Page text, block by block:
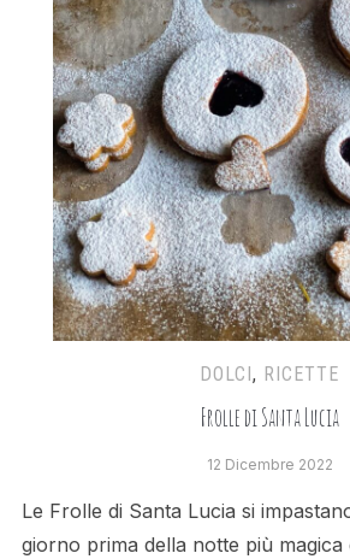
DOLCI , RICETTE
Frolle di Santa Lucia
12 Dicembre 2022
Le Frolle di Santa Lucia si
giorno prima della notte più magica